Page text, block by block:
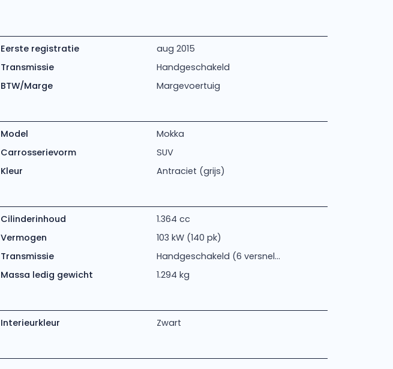
Eerste registratie
aug 2015
Transmissie
Handgeschakeld
BTW/Marge Margevoertuig
Model
Mokka
Carrosserievorm
SUV
Kleur Antraciet (grijs)
Cilinderinhoud
1.364 cc
Vermogen
103 kW (140 pk)
Transmissie
Handgeschakeld (6 versnel...
Massa ledig gewicht 1.294 kg
Interieurkleur Zwart